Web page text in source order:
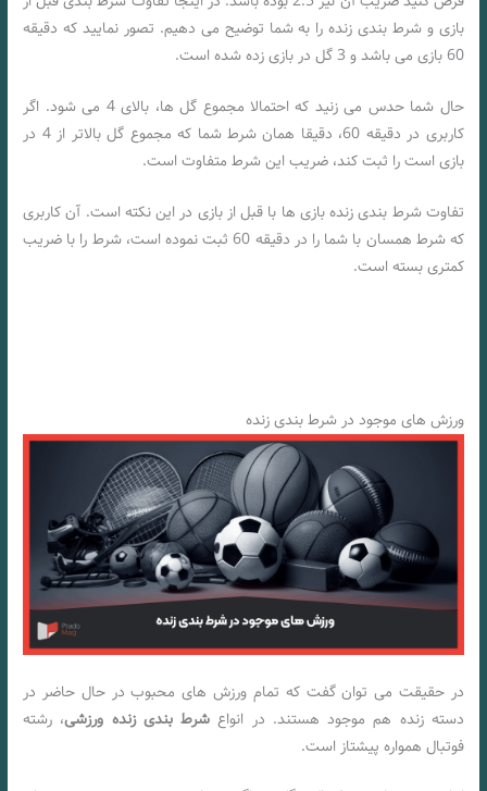
بازی و شرط بندی زنده را به شما توضیح می دهیم. تصور نمایید که دقیقه
60 بازی می باشد و 3 گل در بازی زده شده است.
حال شما حدس می زنید که احتمالا مجموع گل ها، بالای 4 می شود. اگر
کاربری در دقیقه 60، دقیقا همان شرط شما که مجموع گل بالاتر از 4 در
بازی است را ثبت کند، ضریب این شرط متفاوت است.
تفاوت شرط بندی زنده بازی ها با قبل از بازی در این نکته است. آن کاربری
که شرط همسان با شما را در دقیقه 60 ثبت نموده است، شرط را با ضریب
کمتری بسته است.
ورزش های موجود در شرط بندی زنده
در حقیقت می توان گفت که تمام ورزش های محبوب در حال حاضر در
دسته زنده هم موجود هستند. در انواع شرط بندی زنده ورزشی، رشته
فوتبال همواره پیشتاز است.